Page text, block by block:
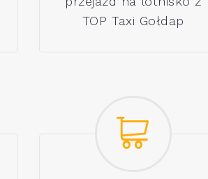
TOP Taxi Gołdap